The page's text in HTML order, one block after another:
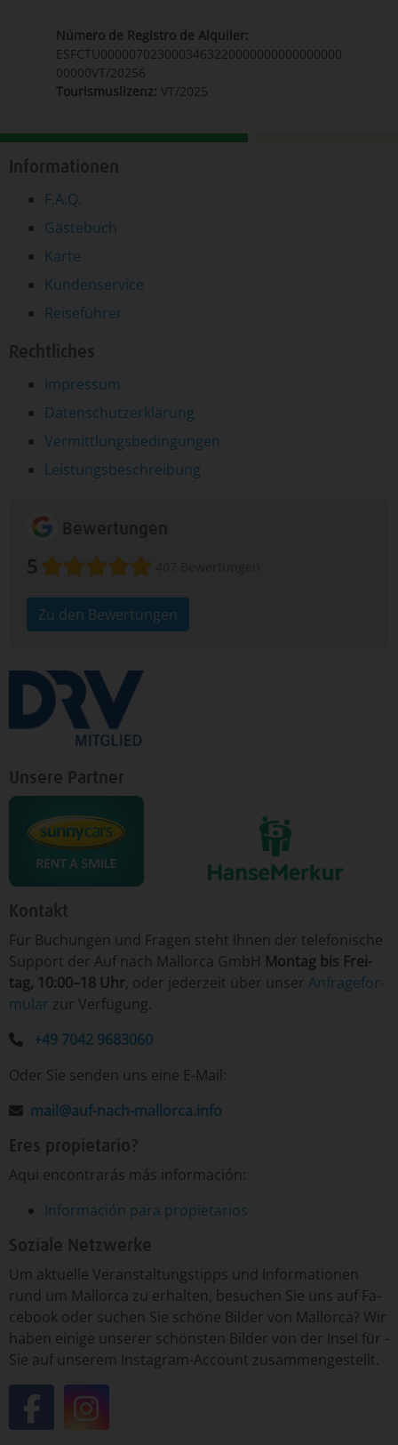
Número de Registro de Alquiler:
ESFCTU0000070230003463220000000000000000
00000VT/20256
Tourismuslizenz: VT/2025
Informationen
F.A.Q.
Gästebuch
Karte
Kundenservice
Reiseführer
Rechtliches
Impressum
Datenschutzerklärung
Vermittlungsbedingungen
Leistungsbeschreibung
5
Zu den Bewertungen
Unsere Partner
Kontakt
Für ­Bu­chun­gen un­d Fra­gen ­steht Ih­nen der te­le­fo­nische
Sup­port der Auf nach Mallorca GmbH Mon­tag ­bis Frei­
tag, 10:00–18 Uhr, o­der je­der­zeit ­über­ un­ser An­fra­ge­for­
mu­lar ­zur Ver­fü­gung.
+49 7042 9683060
Oder Sie senden uns eine E-Mail:
mail@auf-nach-mallorca.info
Eres propietario?
Aqui encontrarás más información:
Información para propietarios
Soziale Netzwerke
Um­ ak­tu­el­le ­Ver­an­stal­tungs­tipp­s un­d ­In­for­ma­tio­nen
run­d um ­Mal­lor­ca ­zu er­hal­ten, ­be­su­chen ­Sie uns auf Fa­
ce­book o­der ­su­chen ­Sie ­schö­ne ­Bil­der von ­Mal­lor­ca? Wir
ha­ben ei­ni­ge un­se­rer ­schöns­ten ­Bil­der von ­der In­sel ­für ­
Sie auf un­se­rem Insta­gram-­Ac­count ­zu­sam­men­ge­stellt.